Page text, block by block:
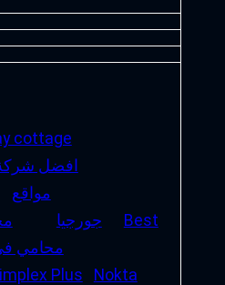
cottage
افضل
مواقع
جورجيا
Best
محامي
Plus
Nokta